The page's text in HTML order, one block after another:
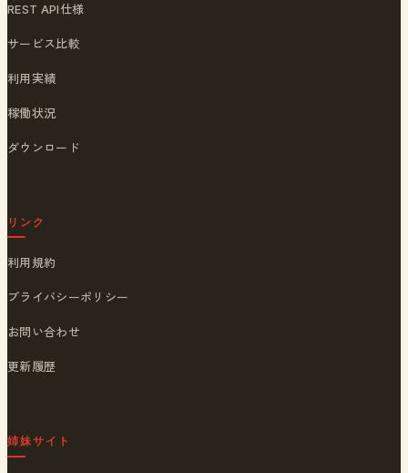
REST API仕様
サービス比較
利用実績
稼働状況
ダウンロード
リンク
利用規約
プライバシーポリシー
お問い合わせ
更新履歴
姉妹サイト